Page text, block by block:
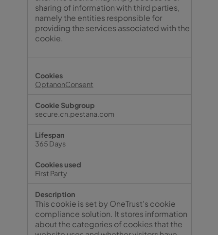
sharing of information with third parties,
namely the entities responsible for
providing the services associated with the
cookie.
OptanonConsent
secure.cn.pestana.com
365 Days
First Party
This cookie is set by OneTrust's cookie
compliance solution. It stores information
about the categories of cookies that the